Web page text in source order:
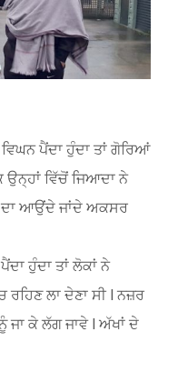
ਪੈਂਦਾ ਹੁੰਦਾ ਤਾਂ ਗੋਰਿਆਂ
ਉਨ੍ਹਾਂ ਵਿੱਚੋਂ ਜਿਆਦਾ ਨੇ
ਆਉਂਦੇ ਜਾਂਦੇ ਅਕਸਰ
ਹੁੰਦਾ ਤਾਂ ਲੋਕਾਂ ਨੇ
ਰਹਿਣ ਲਾ ਦੇਣਾ ਸੀ l ਨਜ਼ਰ
ਜਾ ਕੇ ਲੱਗ ਜਾਵੇ l ਅੱਖਾਂ ਦੇ